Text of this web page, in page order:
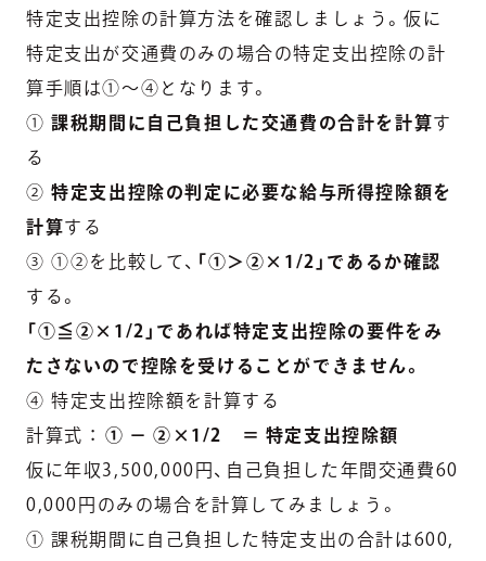
特定支出控除の計算方法を確認しましょう。仮に
特定支出が交通費のみの場合の特定支出控除の計
算手順は①～④となります。
①課税期間に自己負担した交通費の合計を計算す
る
②特定支出控除の判定に必要な給与所得控除額を
計算する
③ ①②を比較して、
「①＞②×1/2」であるか確認
する。
「①≦②×1/2」であれば特定支出控除の要件をみ
たさないので控除を受けることができません。
④ 特定支出控除額を計算する
計算式 ： ① － ②×1/2 ＝ 特定支出控除額
仮に年収3,500,000円、自己負担した年間交通費60
0,000円のみの場合を計算してみましょう。
① 課税期間に自己負担した特定支出の合計は600,